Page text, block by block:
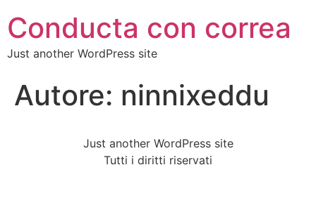
Conducta con correa
Just another WordPress site
Autore: ninnixeddu
Just another WordPress site
Tutti i diritti riservati